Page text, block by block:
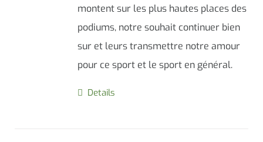
montent sur les plus hautes places des
podiums, notre souhait continuer bien
sur et leurs transmettre notre amour
pour ce sport et le sport en général.
Details